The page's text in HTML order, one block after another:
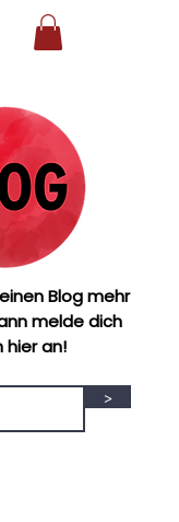
Blog mehr
melde dich
hier an!
>